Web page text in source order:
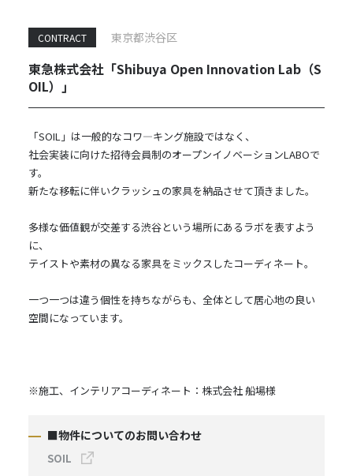
東急株式会社「Shibuya Open Innovation Lab（S
OIL）｣
CONTRACT 東京都渋谷区
「SOIL」は一般的なコワ―キング施設ではなく、
社会実装に向けた招待会員制のオープンイノベーションLABOで
す。
新たな移転に伴いクラッシュの家具を納品させて頂きました。
多様な価値観が交差する渋谷という場所にあるラボを表すよう
に、
テイストや素材の異なる家具をミックスしたコーディネート。
一つ一つは違う個性を持ちながらも、全体として居心地の良い
空間になっています。
※施工、インテリアコーディネート：株式会社 船場様
■物件についてのお問い合わせ
SOIL